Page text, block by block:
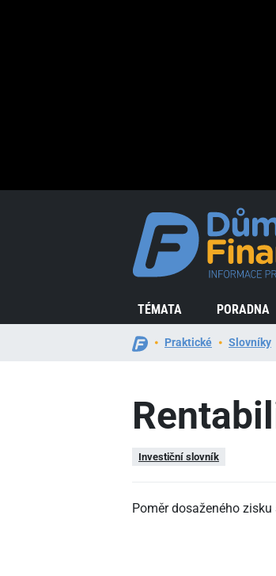
TÉMATA PORADNA
Praktické Slovníky
Investiční slovník
Poměr dosaženého